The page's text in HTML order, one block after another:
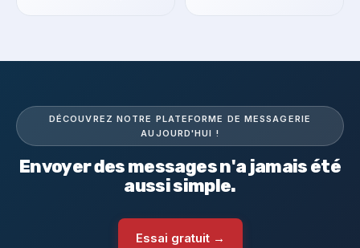
DÉCOUVREZ NOTRE PLATEFORME DE MESSAGERIE
AUJOURD'HUI !
Envoyer des messages n'a jamais été
aussi simple.
Essai gratuit →